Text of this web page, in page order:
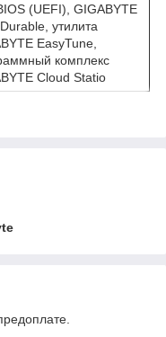
(UEFI), GIGABYTE
утилита
EasyTune,
комплекс
Cloud Statio